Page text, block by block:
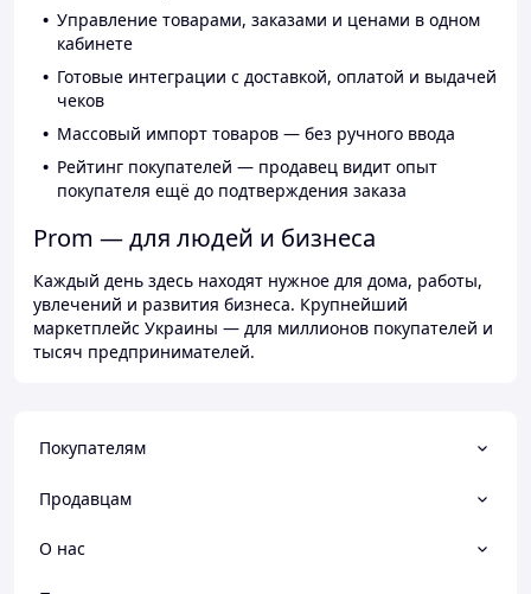
Управление товарами, заказами и ценами в одном
кабинете
Готовые интеграции с доставкой, оплатой и выдачей
чеков
Массовый импорт товаров — без ручного ввода
Рейтинг покупателей — продавец видит опыт
покупателя ещё до подтверждения заказа
Prom — для людей и бизнеса
Каждый день здесь находят нужное для дома, работы,
увлечений и развития бизнеса. Крупнейший
маркетплейс Украины — для миллионов покупателей и
тысяч предпринимателей.
Покупателям
Продавцам
О нас